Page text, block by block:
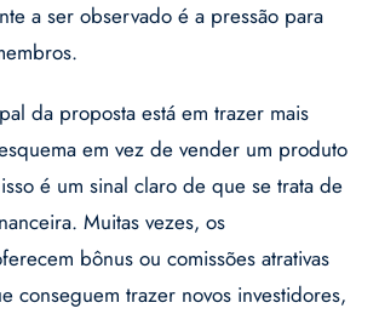
a ser observado é a pressão para
da proposta está em trazer mais
em vez de vender um produto
é um sinal claro de que se trata de
Muitas vezes, os
bônus ou comissões atrativas
conseguem trazer novos investidores,